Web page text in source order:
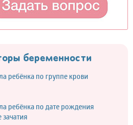
беременности
ребёнка по группе крови
ребёнка по дате рождения
зачатия